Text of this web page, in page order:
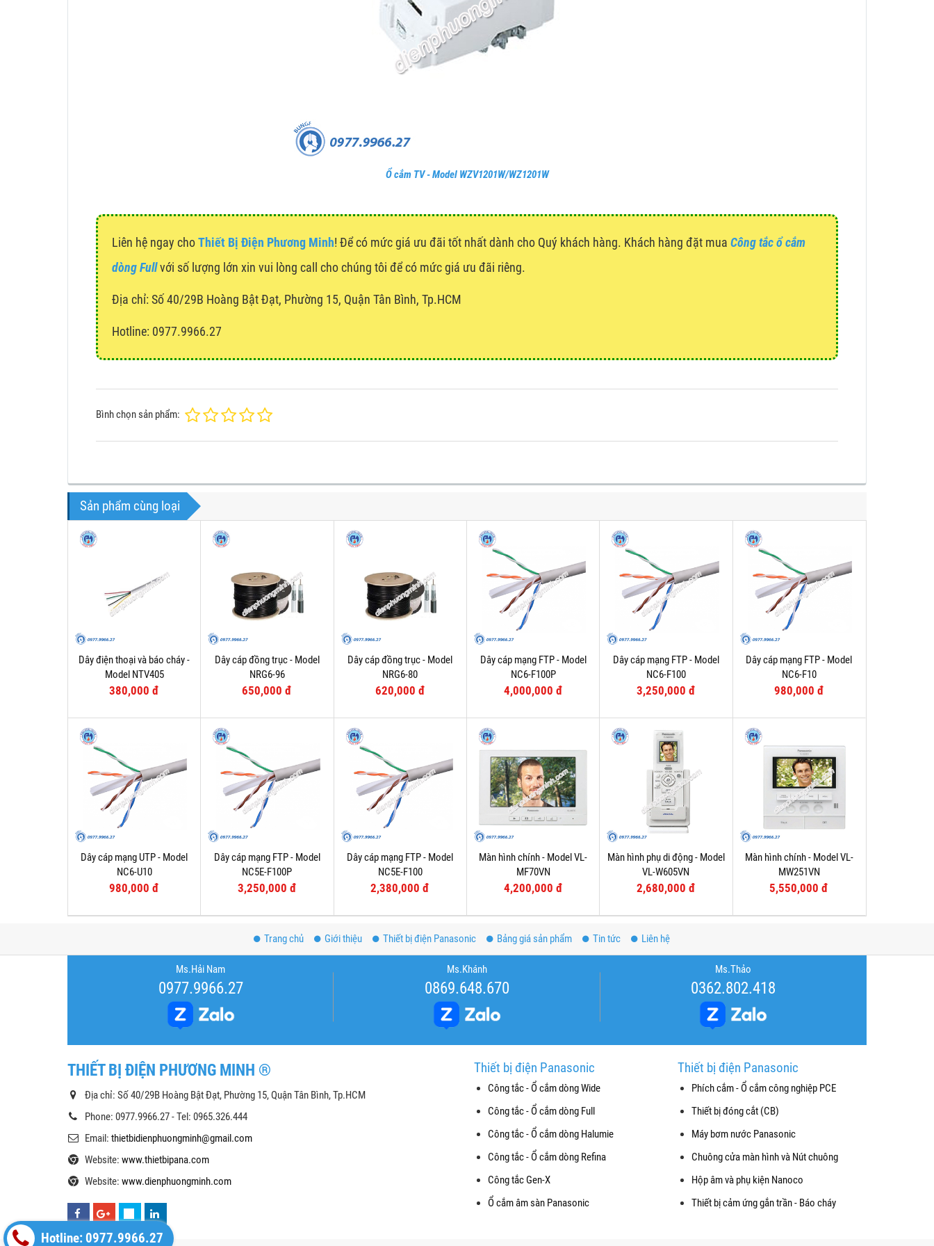
Ổ cắm TV - Model WZV1201W/WZ1201W
Liên hệ ngay choThiết Bị Điện Phương Minh! Để có mức giá ưu đãi tốt nhất dành cho Quý khách hàng. Khách hàng đặt mua Công tắc ổ cắm
dòng Fullvới số lượng lớn xin vui lòng call cho chúng tôi để có mức giá ưu đãi riêng.
Địa chỉ: Số 40/29B Hoàng Bật Đạt, Phường 15, Quận Tân Bình, Tp.HCM
Hotline: 0977.9966.27
Bình chọn sản phẩm:
Sản phẩm cùng loại
Dây điện thoại và báo cháy -
Model NTV405
380,000 đ
Dây cáp đồng trục - Model
NRG6-96
650,000 đ
Dây cáp đồng trục - Model
NRG6-80
620,000 đ
Dây cáp mạng FTP - Model
NC6-F100P
4,000,000 đ
Dây cáp mạng FTP - Model
NC6-F100
3,250,000 đ
Dây cáp mạng FTP - Model
NC6-F10
980,000 đ
Dây cáp mạng UTP - Model
NC6-U10
980,000 đ
Dây cáp mạng FTP - Model
NC5E-F100P
3,250,000 đ
Dây cáp mạng FTP - Model
NC5E-F100
2,380,000 đ
Màn hình chính - Model VL-
MF70VN
4,200,000 đ
Màn hình phụ di động - Model
VL-W605VN
2,680,000 đ
Màn hình chính - Model VL-
MW251VN
5,550,000 đ
Trang chủ Giới thiệu Thiết bị điện Panasonic Bảng giá sản phẩm Tin tức Liên hệ
Ms.Hải Nam
0977.9966.27
Ms.Khánh
0869.648.670
Ms.Thảo
0362.802.418
THIẾT BỊ ĐIỆN PHƯƠNG MINH ®
Địa chỉ: Số 40/29B Hoàng Bật Đạt, Phường 15, Quận Tân Bình, Tp.HCM
Phone: 0977.9966.27 - Tel: 0965.326.444
Email: thietbidienphuongminh@gmail.com
Website: www.thietbipana.com
Website: www.dienphuongminh.com
Thiết bị điện Panasonic
Công tắc - Ổ cắm dòng Wide
Công tắc - Ổ cắm dòng Full
Công tắc - Ổ cắm dòng Halumie
Công tắc - Ổ cắm dòng Refina
Công tắc Gen-X
Ổ cắm âm sàn Panasonic
Thiết bị điện Panasonic
Phích cắm - Ổ cắm công nghiệp PCE
Thiết bị đóng cắt (CB)
Máy bơm nước Panasonic
Chuông cửa màn hình và Nút chuông
Hộp âm và phụ kiện Nanoco
Thiết bị cảm ứng gắn trần - Báo cháy
Hotline: 0977.9966.27